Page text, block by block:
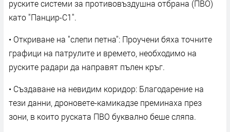
руските системи за противовъздушна отбрана (ПВО)
като "Панцир-С1".
• Откриване на "слепи петна": Проучени бяха точните
графици на патрулите и времето, необходимо на
руските радари да направят пълен кръг.
• Създаване на невидим коридор: Благодарение на
тези данни, дроновете-камикадзе преминаха през
зони, в които руската ПВО буквално беше сляпа.